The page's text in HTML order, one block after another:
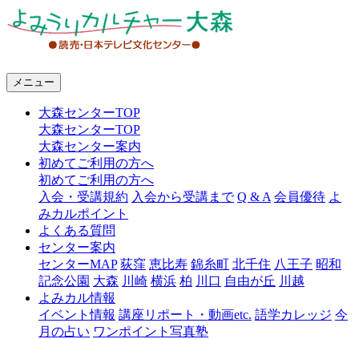
ャ
森
メニュー
大森センターTOP
大森センターTOP
大森センター案内
初めてご利用の方へ
初めてご利用の方へ
入会・受講規約 入会から受講まで Q & A 会員優待 よ
みカルポイント
よくある質問
センター案内
センターMAP 荻窪 恵比寿 錦糸町 北千住 八王子 昭和
記念公園 大森 川崎 横浜 柏 川口 自由が丘 川越
よみカル情報
イベント情報 講座リポート・動画etc. 語学カレッジ 今
月の占い ワンポイント写真塾